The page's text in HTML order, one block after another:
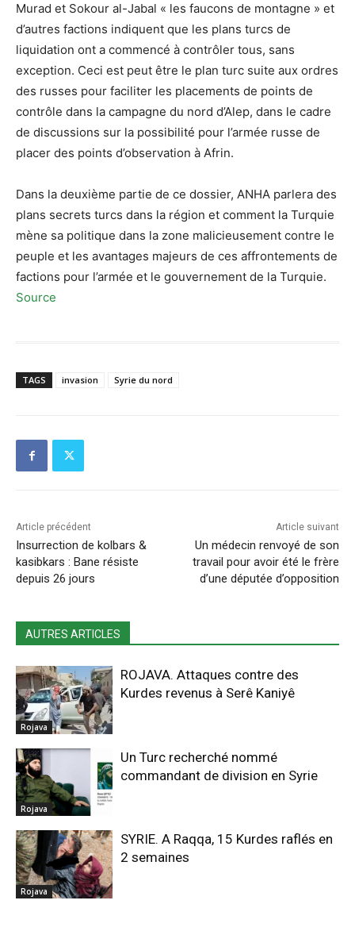
Murad et Sokour al-Jabal « les faucons de montagne » et
d’autres factions indiquent que les plans turcs de
liquidation ont a commencé à contrôler tous, sans
exception. Ceci est peut être le plan turc suite aux ordres
des russes pour faciliter les placements de points de
contrôle dans la campagne du nord d’Alep, dans le cadre
de discussions sur la possibilité pour l’armée russe de
placer des points d’observation à Afrin.
Dans la deuxième partie de ce dossier, ANHA parlera des
plans secrets turcs dans la région et comment la Turquie
mène sa politique dans la zone malicieusement contre le
peuple et les avantages majeurs de ces affrontements de
factions pour l’armée et le gouvernement de la Turquie.
Source
TAGS invasion Syrie du nord
Article précédent
Insurrection de kolbars &
kasibkars : Bane résiste
depuis 26 jours
Article suivant
Un médecin renvoyé de son
travail pour avoir été le frère
d’une députée d’opposition
AUTRES ARTICLES
Rojava
ROJAVA. Attaques contre des
Kurdes revenus à Serê Kaniyê
Rojava
Un Turc recherché nommé
commandant de division en Syrie
Rojava
SYRIE. A Raqqa, 15 Kurdes raflés en
2 semaines